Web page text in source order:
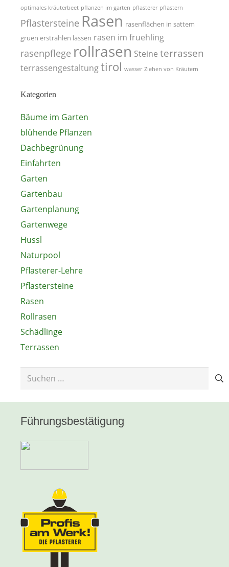
optimales kräuterbeet pflanzen im garten pflasterer pflastern
Pflastersteine Rasen rasenflächen in sattem
gruen erstrahlen lassen rasen im fruehling
rasenpflege rollrasen Steine terrassen
terrassengestaltungtirol wasser Ziehen von Kräutern
Kategorien
Bäume im Garten
blühende Pflanzen
Dachbegrünung
Einfahrten
Garten
Gartenbau
Gartenplanung
Gartenwege
Hussl
Naturpool
Pflasterer-Lehre
Pflastersteine
Rasen
Rollrasen
Schädlinge
Terrassen
Suchen
Führungsbestätigung